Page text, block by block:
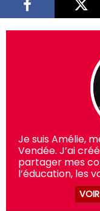
Je suis Amélie,
Vendée. J’ai
partager mes
l’éducation, les